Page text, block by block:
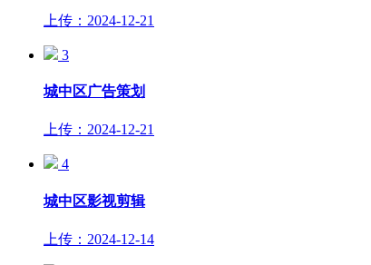
上传：2024-12-21
3
城中区广告策划
上传：2024-12-21
4
城中区影视剪辑
上传：2024-12-14